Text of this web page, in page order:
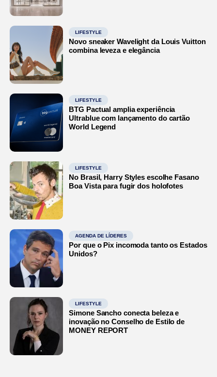
LIFESTYLE
Novo sneaker Wavelight da Louis Vuitton
combina leveza e elegância
LIFESTYLE
BTG Pactual amplia experiência
Ultrablue com lançamento do cartão
World Legend
LIFESTYLE
No Brasil, Harry Styles escolhe Fasano
Boa Vista para fugir dos holofotes
AGENDA DE LÍDERES
Por que o Pix incomoda tanto os Estados
Unidos?
LIFESTYLE
Simone Sancho conecta beleza e
inovação no Conselho de Estilo de
MONEY REPORT